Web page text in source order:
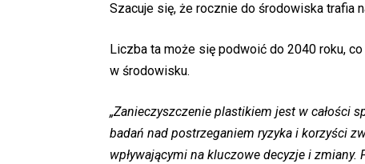
Szacuje się, że rocznie do środowiska trafia
Liczba ta może się podwoić do 2040 roku,
w środowisku.
„Zanieczyszczenie plastikiem jest w całości
badań nad postrzeganiem ryzyka i korzyści
wpływającymi na kluczowe decyzje i